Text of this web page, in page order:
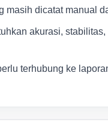
masih dicatat manual
akurasi,
terhubung ke